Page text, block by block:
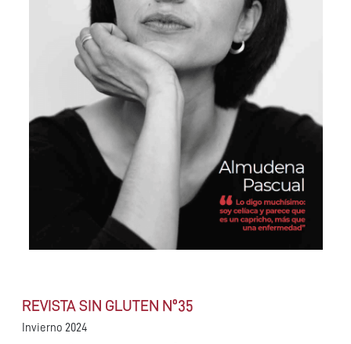
REVISTA SIN GLUTEN Nº35
Invierno 2024